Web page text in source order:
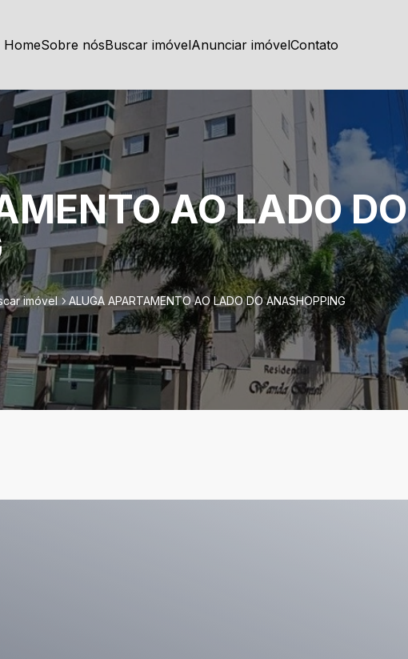
HomeSobre nósBuscar imóvelAnunciar imóvelContato
AO LADO DO
imóvel ALUGA APARTAMENTO AO LADO DO ANASHOPPING